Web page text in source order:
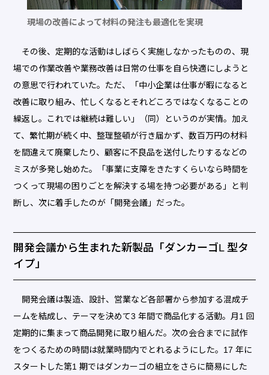
現場の改善によって材料の発注も最適化を実現
その後、定期的な活動はしばらく実施しなかったものの、現
場での作業改善や業務改善は日常の仕事を自ら快適にしようと
の意思で行われていた。ただ、「中小企業は仕事が暇になると
改善に取り組み、忙しくなるとそれどころではなくなることの
繰返し。これでは継続は難しい」（同）というのが実情。加え
て、繁忙期が続く中、整理整頓が行き届かず、数百万円の材料
を間違えて廃棄したり、顧客に不良品を送付したりするなどの
ミスが多発し始めた。「事業に支障をきたすくらいなら時間を
つくって現場の困りごとを解決する場を持つ必要がある」と判
断し、次に着手したのが「開発会議」だった。
開発会議から生まれた新製品「ダンカーゴL 型タ
イプ」
開発会議は製造、設計、営業など各部署から参加する混成チ
ームを結成し、テーマを決めて3 年間で商品化する活動。月1 回
定期的に集まって商品開発に取り組んだ。次の会合までに試作
をつくるための時間は就業時間内でとれるようにした。17 年に
スタートした第1 期ではダンカーゴの組立をさらに簡易にした